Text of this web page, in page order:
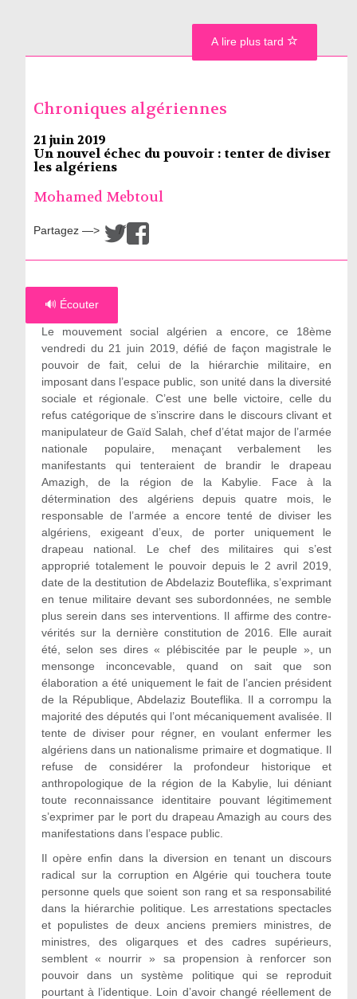
Chroniques algériennes
21 juin 2019
Un nouvel échec du pouvoir : tenter de diviser
les algériens
Mohamed Mebtoul
Partagez —> /
🔊 Écouter
Le mouvement social algérien a encore, ce 18ème
vendredi du 21 juin 2019, défié de façon magistrale le
pouvoir de fait, celui de la hiérarchie militaire, en
imposant dans l’espace public, son unité dans la diversité
sociale et régionale. C’est une belle victoire, celle du
refus catégorique de s’inscrire dans le discours clivant et
manipulateur de Gaïd Salah, chef d’état major de l’armée
nationale populaire, menaçant verbalement les
manifestants qui tenteraient de brandir le drapeau
Amazigh, de la région de la Kabylie. Face à la
détermination des algériens depuis quatre mois, le
responsable de l’armée a encore tenté de diviser les
algériens, exigeant d’eux, de porter uniquement le
drapeau national. Le chef des militaires qui s’est
approprié totalement le pouvoir depuis le 2 avril 2019,
date de la destitution de Abdelaziz Bouteflika, s’exprimant
en tenue militaire devant ses subordonnées, ne semble
plus serein dans ses interventions. Il affirme des contre-
vérités sur la dernière constitution de 2016. Elle aurait
été, selon ses dires « plébiscitée par le peuple », un
mensonge inconcevable, quand on sait que son
élaboration a été uniquement le fait de l’ancien président
de la République, Abdelaziz Bouteflika. Il a corrompu la
majorité des députés qui l’ont mécaniquement avalisée. Il
tente de diviser pour régner, en voulant enfermer les
algériens dans un nationalisme primaire et dogmatique. Il
refuse de considérer la profondeur historique et
anthropologique de la région de la Kabylie, lui déniant
toute reconnaissance identitaire pouvant légitimement
s’exprimer par le port du drapeau Amazigh au cours des
manifestations dans l’espace public.
Il opère enfin dans la diversion en tenant un discours
radical sur la corruption en Algérie qui touchera toute
personne quels que soient son rang et sa responsabilité
dans la hiérarchie politique. Les arrestations spectacles
et populistes de deux anciens premiers ministres, de
ministres, des oligarques et des cadres supérieurs,
semblent « nourrir » sa propension à renforcer son
pouvoir dans un système politique qui se reproduit
pourtant à l’identique. Loin d’avoir changé réellement de
A lire plus tard